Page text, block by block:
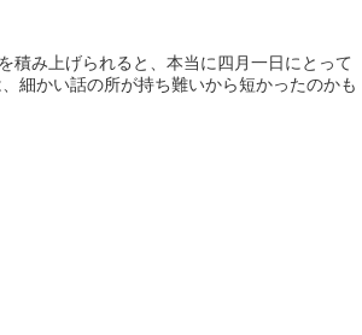
積み上げられると、本当に四月一日にとって
細かい話の所が持ち難いから短かったのかも